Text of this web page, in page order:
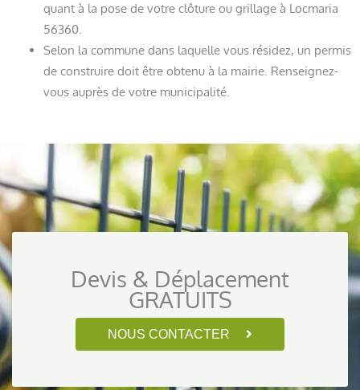
quant à la pose de votre clôture ou grillage à Locmaria
56360.
Selon la commune dans laquelle vous résidez, un permis
de construire doit être obtenu à la mairie. Renseignez-
vous auprès de votre municipalité.
Devis & Déplacement
GRATUITS
NOUS CONTACTER